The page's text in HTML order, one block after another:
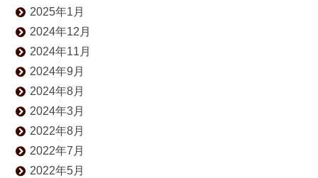
2025年1月
2024年12月
2024年11月
2024年9月
2024年8月
2024年3月
2022年8月
2022年7月
2022年5月